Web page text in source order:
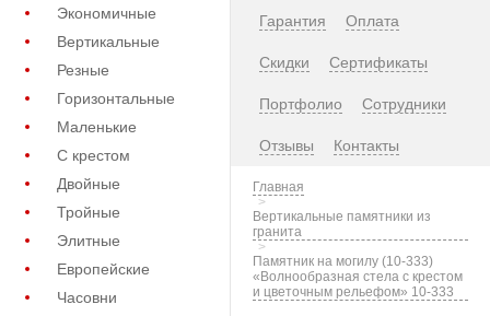
Экономичные
Вертикальные
Резные
Горизонтальные
Маленькие
С крестом
Двойные
Тройные
Элитные
Европейские
Часовни
Гарантия Оплата
Скидки Сертификаты
Портфолио Сотрудники
Отзывы Контакты
Главная
Вертикальные памятники из
гранита
Памятник на могилу (10-333)
«Волнообразная стела с крестом
и цветочным рельефом» 10-333